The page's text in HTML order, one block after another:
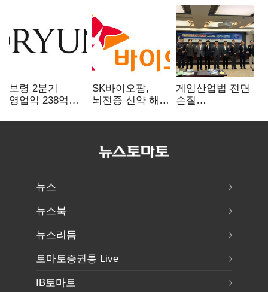
보령 2분기
영업익 238억…
SK바이오팜,
뇌전증 신약 해외
차세대 신약 개발
게임산업법 전면
손질
규제 걷고
뉴스
뉴스북
뉴스리듬
토마토증권통 Live
IB토마토